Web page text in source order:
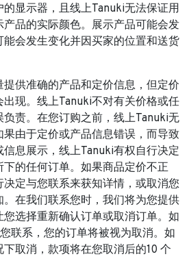
显示器，且线上Tanuki无法保证用
品的实际颜色。展示产品可能会发
会发生变化并因买家的位置和送货
供准确的产品和定价信息，但定价
现。线上Tanuki不对有关价格或任
责。在您订购之前，线上Tanuki无
由于定价或产品信息错误，而导致
息展示，线上Tanuki有权自行决定
的任何订单。如果商品定价不正
定与您联系来获知详情，或取消您
在我们联系您时，我们将为您提供
选择重新确认订单或取消订单。如
联系，您的订单将被视为取消。如
取消，款项将在您取消后的10 个